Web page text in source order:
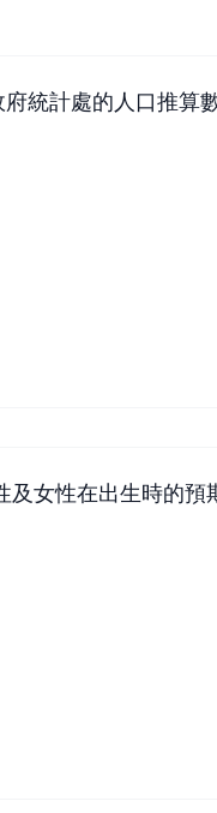
統計處的人口推算
女性在出生時的預